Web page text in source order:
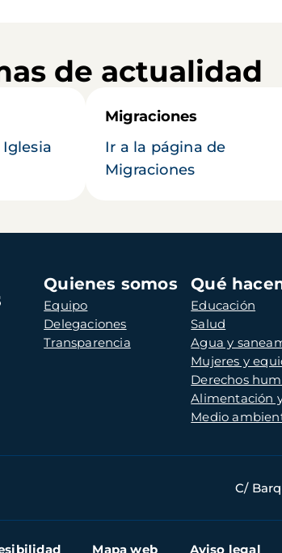
de actualidad
Migraciones
Ir a la página de
Migraciones
Navegación
principal
Quienes somos
Equipo
Delegaciones
Transparencia
Qué
Educación
Salud
Agua y
Mujeres y
Derechos
Alimentación
Medio
C/
Mapa web Aviso legal